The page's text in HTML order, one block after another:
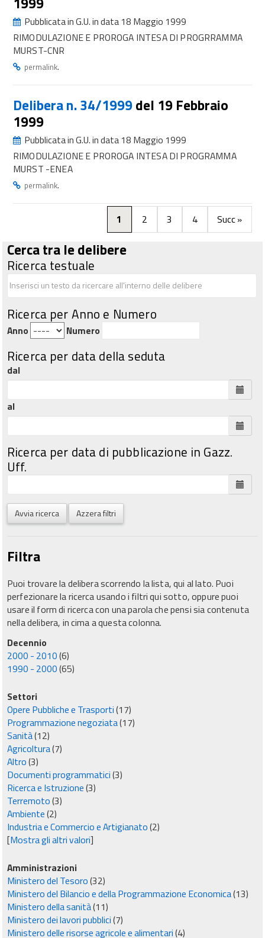
Pubblicata in G.U. in data 18 Maggio 1999
RIMODULAZIONE E PROROGA INTESA DI PROGRRAMMA
MURST-CNR
permalink.
Delibera n. 34/1999del 19 Febbraio
1999
Pubblicata in G.U. in data 18 Maggio 1999
RIMODULAZIONE E PROROGA INTESA DI PROGRAMMA
MURST -ENEA
permalink.
1 2 3 4 Succ »
Cerca tra le delibere
Ricerca testuale
Ricerca per Anno e Numero
Anno Numero
Ricerca per data della seduta
dal
al
Ricerca per data di pubblicazione in Gazz.
Uff.
Avvia ricerca Azzera filtri
Filtra
Puoi trovare la delibera scorrendo la lista, qui al lato. Puoi
perfezionare la ricerca usando i filtri qui sotto, oppure puoi
usare il form di ricerca con una parola che pensi sia contenuta
nella delibera, in cima a questa colonna.
Decennio
2000 - 2010(6)
1990 - 2000(65)
Settori
Opere Pubbliche e Trasporti(17)
Programmazione negoziata(17)
Sanità(12)
Agricoltura(7)
Altro(3)
Documenti programmatici(3)
Ricerca e Istruzione(3)
Terremoto(3)
Ambiente(2)
Industria e Commercio e Artigianato(2)
[Mostra gli altri valori]
Amministrazioni
Ministero del Tesoro(32)
Ministero del Bilancio e della Programmazione Economica(13)
Ministero della sanità(11)
Ministero dei lavori pubblici(7)
Ministero delle risorse agricole e alimentari(4)